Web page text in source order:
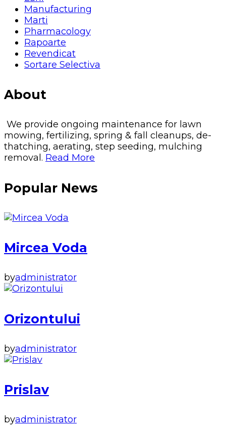
Manufacturing
Marti
Pharmacology
Rapoarte
Revendicat
Sortare Selectiva
About
We provide ongoing maintenance for lawn
mowing, fertilizing, spring & fall cleanups, de-
thatching, aerating, step seeding, mulching
removal. Read More
Popular News
Mircea Voda
byadministrator
Orizontului
byadministrator
Prislav
byadministrator